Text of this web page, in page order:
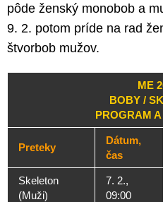
pôde ženský monobob a
9. 2. potom príde na rad
štvorbob mužov.
ME
BOBY /
PROGRAM
Preteky
Dátum,
čas
Skeleton
(Muži)
7. 2.,
09:00